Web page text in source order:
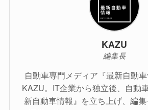
KAZU
編集長
自動車専門メディア『最新自動
KAZU。IT企業から独立後、自動
新自動車情報』を立ち上げ、編